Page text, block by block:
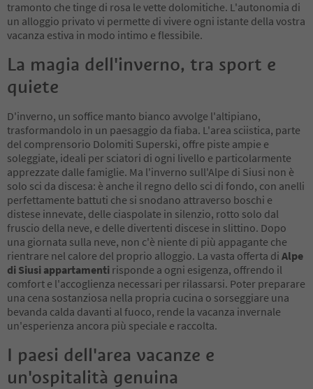
tramonto che tinge di rosa le vette dolomitiche. L'autonomia di
un alloggio privato vi permette di vivere ogni istante della vostra
vacanza estiva in modo intimo e flessibile.
La magia dell'inverno, tra sport e
quiete
D'inverno, un soffice manto bianco avvolge l'altipiano,
trasformandolo in un paesaggio da fiaba. L'area sciistica, parte
del comprensorio Dolomiti Superski, offre piste ampie e
soleggiate, ideali per sciatori di ogni livello e particolarmente
apprezzate dalle famiglie. Ma l'inverno sull'Alpe di Siusi non è
solo sci da discesa: è anche il regno dello sci di fondo, con anelli
perfettamente battuti che si snodano attraverso boschi e
distese innevate, delle ciaspolate in silenzio, rotto solo dal
fruscio della neve, e delle divertenti discese in slittino. Dopo
una giornata sulla neve, non c'è niente di più appagante che
rientrare nel calore del proprio alloggio. La vasta offerta di Alpe
di Siusi appartamenti risponde a ogni esigenza, offrendo il
comfort e l'accoglienza necessari per rilassarsi. Poter preparare
una cena sostanziosa nella propria cucina o sorseggiare una
bevanda calda davanti al fuoco, rende la vacanza invernale
un'esperienza ancora più speciale e raccolta.
I paesi dell'area vacanze e
un'ospitalità genuina